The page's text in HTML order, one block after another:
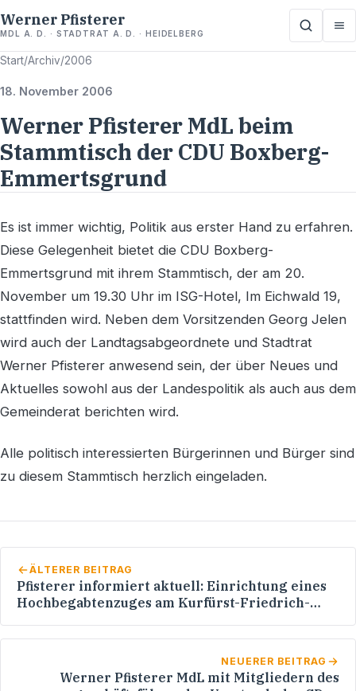
Werner Pfisterer
MDL A. D. · STADTRAT A. D. · HEIDELBERG
Start/Archiv/2006
18. November 2006
Werner Pfisterer MdL beim
Stammtisch der CDU Boxberg-
Emmertsgrund
Es ist immer wichtig, Politik aus erster Hand zu erfahren.
Diese Gelegenheit bietet die CDU Boxberg-
Emmertsgrund mit ihrem Stammtisch, der am 20.
November um 19.30 Uhr im ISG-Hotel, Im Eichwald 19,
stattfinden wird. Neben dem Vorsitzenden Georg Jelen
wird auch der Landtagsabgeordnete und Stadtrat
Werner Pfisterer anwesend sein, der über Neues und
Aktuelles sowohl aus der Landespolitik als auch aus dem
Gemeinderat berichten wird.
Alle politisch interessierten Bürgerinnen und Bürger sind
zu diesem Stammtisch herzlich eingeladen.
ÄLTERER BEITRAG
Pfisterer informiert aktuell: Einrichtung eines
Hochbegabtenzuges am Kurfürst-Friedrich-
NEUERER BEITRAG
Werner Pfisterer MdL mit Mitgliedern des